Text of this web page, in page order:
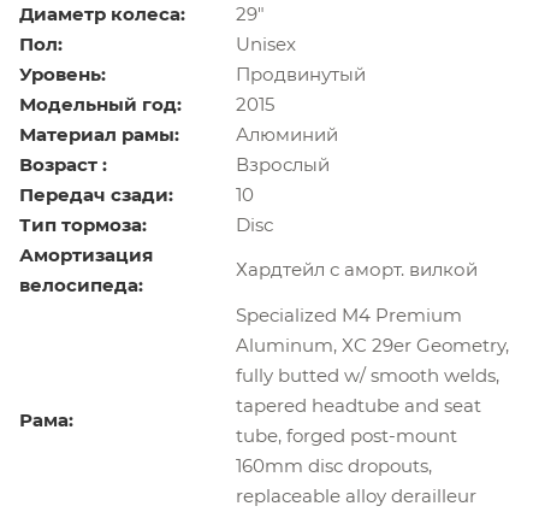
Диаметр колеса:
29"
Пол:
Unisex
Уровень:
Продвинутый
Модельный год:
2015
Материал рамы:
Алюминий
Возраст :
Взрослый
Передач сзади:
10
Тип тормоза:
Disс
Амортизация
велосипеда:
Хардтейл с аморт. вилкой
Рама:
Specialized M4 Premium
Aluminum, XC 29er Geometry,
fully butted w/ smooth welds,
tapered headtube and seat
tube, forged post-mount
160mm disc dropouts,
replaceable alloy derailleur